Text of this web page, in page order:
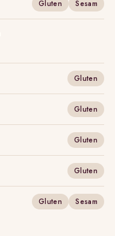
Gluten Sesam
Gluten
Gluten
Gluten
Gluten
Gluten Sesam